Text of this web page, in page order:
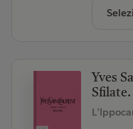
Yves
Sfilate.